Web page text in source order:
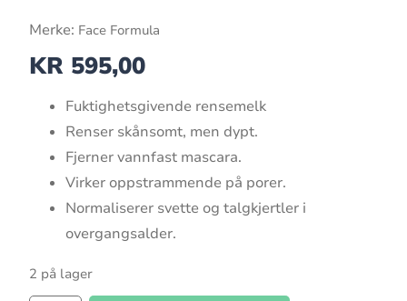
Merke: Face Formula
KR 595,00
Fuktighetsgivende rensemelk
Renser skånsomt, men dypt.
Fjerner vannfast mascara.
Virker oppstrammende på porer.
Normaliserer svette og talgkjertler i
overgangsalder.
2 på lager